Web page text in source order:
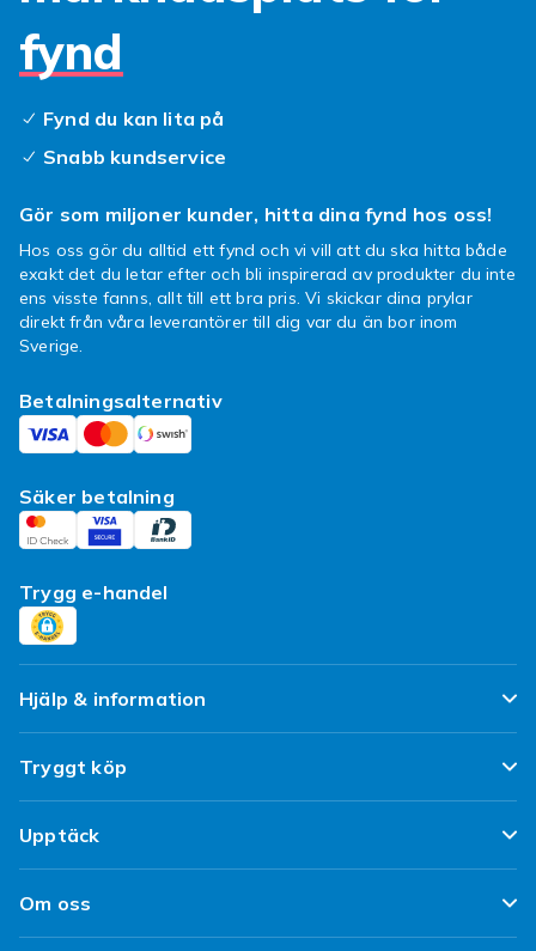
fynd
Fynd du kan lita på
Snabb kundservice
Gör som miljoner kunder, hitta dina fynd hos oss!
Hos oss gör du alltid ett fynd och vi vill att du ska hitta både
exakt det du letar efter och bli inspirerad av produkter du inte
ens visste fanns, allt till ett bra pris. Vi skickar dina prylar
direkt från våra leverantörer till dig var du än bor inom
Sverige.
Betalningsalternativ
Säker betalning
Trygg e-handel
Hjälp & information
Vanliga frågor
Spåra paket
Ångra & Returnera här
Leverans
Tryggt köp
Nöjd kund-löfte
Kundrecensioner
Upptäck
Populära kategorier
Designa egna kläder
Om oss